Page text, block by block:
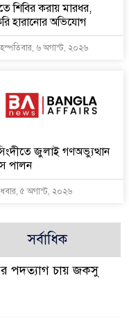
শিবির করায় মারধর,
হারানোর অভিযোগ
৬ অগাস্ট, ২০২৬
জুলাই গণঅভ্যুত্থান
পালন
৫ অগাস্ট, ২০২৬
সর্বাধিক
পদত্যাগ চায় জকসু